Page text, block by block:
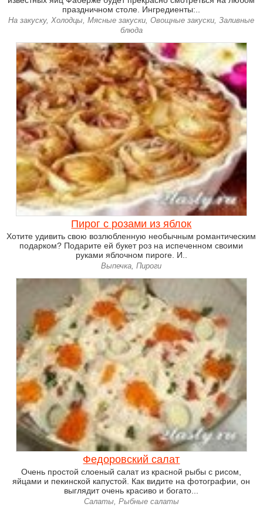
праздничном столе. Ингредиенты:..
На закуску, Холодцы, Мясные закуски, Овощные закуски, Заливные
блюда
Пирог с розами из яблок
Хотите удивить свою возлюбленную необычным романтическим
подарком? Подарите ей букет роз на испеченном своими
руками яблочном пироге. И..
Выпечка, Пироги
Федоровский салат
Очень простой слоеный салат из красной рыбы с рисом,
яйцами и пекинской капустой. Как видите на фотографии, он
выглядит очень красиво и богато...
Салаты, Рыбные салаты